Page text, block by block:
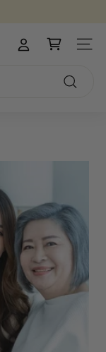
站点